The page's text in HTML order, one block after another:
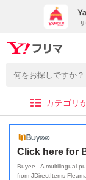
カテゴリ
Click here for
Buyee - A multilingual
from JDirectItems